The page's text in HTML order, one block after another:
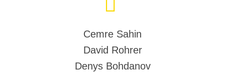
Cemre Sahin
David Rohrer
Denys Bohdanov